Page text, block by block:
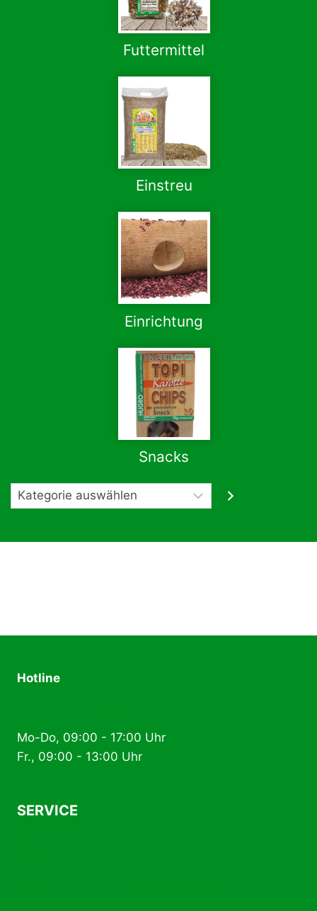
Futtermittel
Einstreu
Einrichtung
Snacks
Kategorie
auswählen
Hotline
Mo-Do, 09:00 - 17:00 Uhr
Fr., 09:00 - 13:00 Uhr
SERVICE